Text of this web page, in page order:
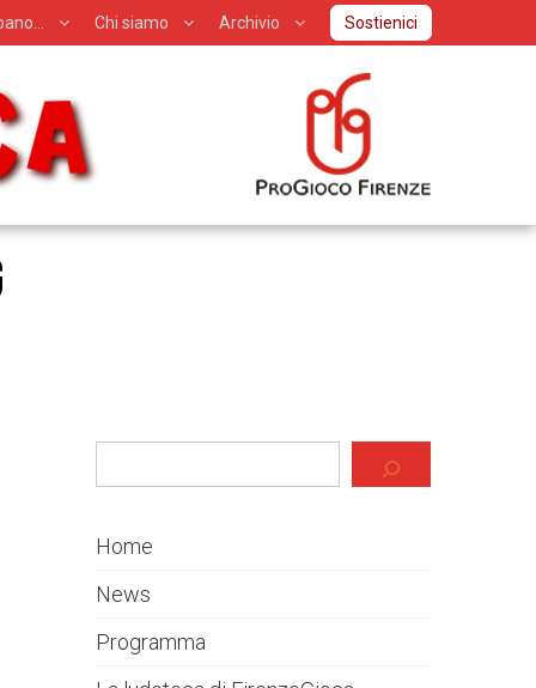
Chi siamo Archivio Sostienici
Home
News
Programma